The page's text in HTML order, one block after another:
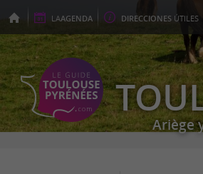
LAAGENDA DIRECCIONES ÚTILES
Ariège